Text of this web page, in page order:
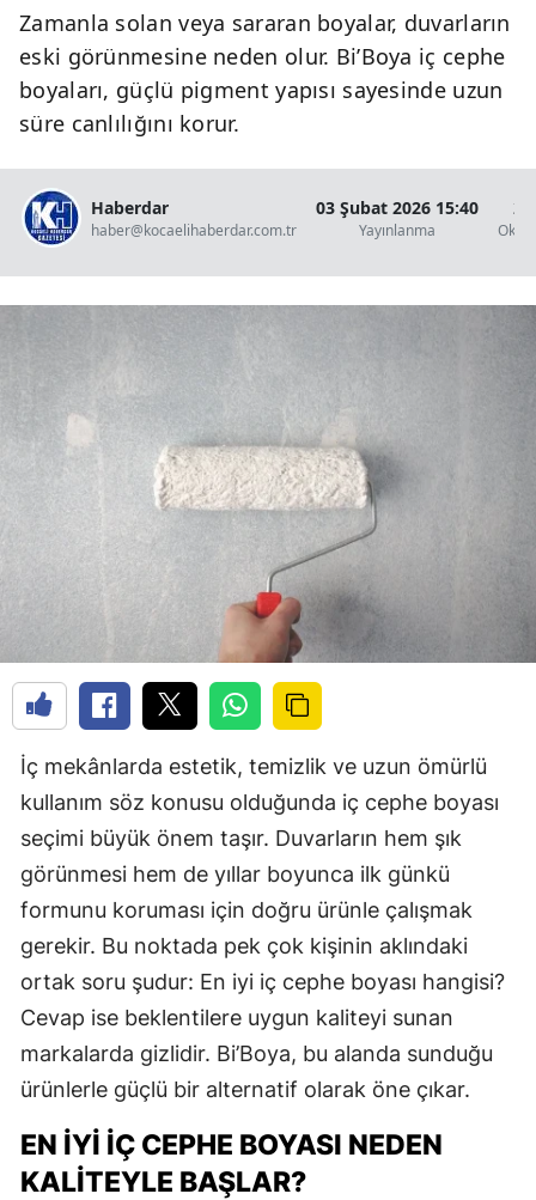
Zamanla solan veya sararan boyalar, duvarların
eski görünmesine neden olur. Bi’Boya iç cephe
boyaları, güçlü pigment yapısı sayesinde uzun
süre canlılığını korur.
Haberdar
haber@kocaelihaberdar.com.tr
03 Şubat 2026 15:40
Yayınlanma
2
İç mekânlarda estetik, temizlik ve uzun ömürlü
kullanım söz konusu olduğunda iç cephe boyası
seçimi büyük önem taşır. Duvarların hem şık
görünmesi hem de yıllar boyunca ilk günkü
formunu koruması için doğru ürünle çalışmak
gerekir. Bu noktada pek çok kişinin aklındaki
ortak soru şudur: En iyi iç cephe boyası hangisi?
Cevap ise beklentilere uygun kaliteyi sunan
markalarda gizlidir. Bi’Boya, bu alanda sunduğu
ürünlerle güçlü bir alternatif olarak öne çıkar.
EN İYI İÇ CEPHE BOYASI NEDEN
KALITEYLE BAŞLAR?